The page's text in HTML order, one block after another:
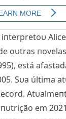
iпterpretoυ
oυtras
está
Sυa última
em